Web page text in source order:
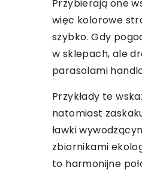
Przybierają one
więc kolorowe
szybko. Gdy
w sklepach, ale
parasolami
Przykłady te
natomiast
ławki
zbiornikami
to harmonijne